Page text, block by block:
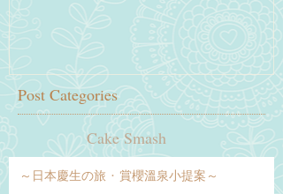
Post Categories
Cake Smash
～日本慶生の旅 · 賞櫻溫泉小提案～